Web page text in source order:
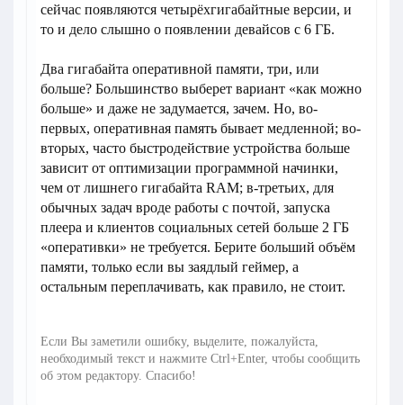
сейчас появляются четырёхгигабайтные версии, и
то и дело слышно о появлении девайсов с 6 ГБ.
Два гигабайта оперативной памяти, три, или
больше? Большинство выберет вариант «как можно
больше» и даже не задумается, зачем. Но, во-
первых, оперативная память бывает медленной; во-
вторых, часто быстродействие устройства больше
зависит от оптимизации программной начинки,
чем от лишнего гигабайта RAM; в-третьих, для
обычных задач вроде работы с почтой, запуска
плеера и клиентов социальных сетей больше 2 ГБ
«оперативки» не требуется. Берите больший объём
памяти, только если вы заядлый геймер, а
остальным переплачивать, как правило, не стоит.
Если Вы заметили ошибку, выделите, пожалуйста,
необходимый текст и нажмите Ctrl+Enter, чтобы сообщить
об этом редактору. Спасибо!